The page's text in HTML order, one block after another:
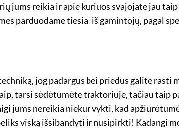
jums reikia ir apie kuriuos svajojate jau
parduodame tiesiai iš gamintojų, pagal
jog padargus bei priedus galite
tarsi sėdėtumėte traktoriuje, tačiau taip
jums nereikia niekur vykti, kad
viską išsibandyti ir nusipirkti! Kadangi